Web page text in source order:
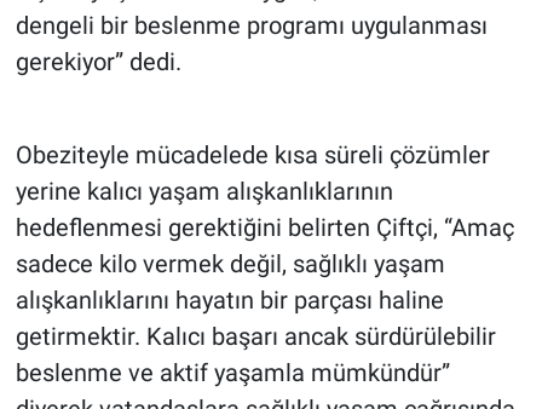
dengeli bir beslenme programı uygulanması
gerekiyor” dedi.
Obeziteyle mücadelede kısa süreli çözümler
yerine kalıcı yaşam alışkanlıklarının
hedeflenmesi gerektiğini belirten Çiftçi, “Amaç
sadece kilo vermek değil, sağlıklı yaşam
alışkanlıklarını hayatın bir parçası haline
getirmektir. Kalıcı başarı ancak sürdürülebilir
beslenme ve aktif yaşamla mümkündür”